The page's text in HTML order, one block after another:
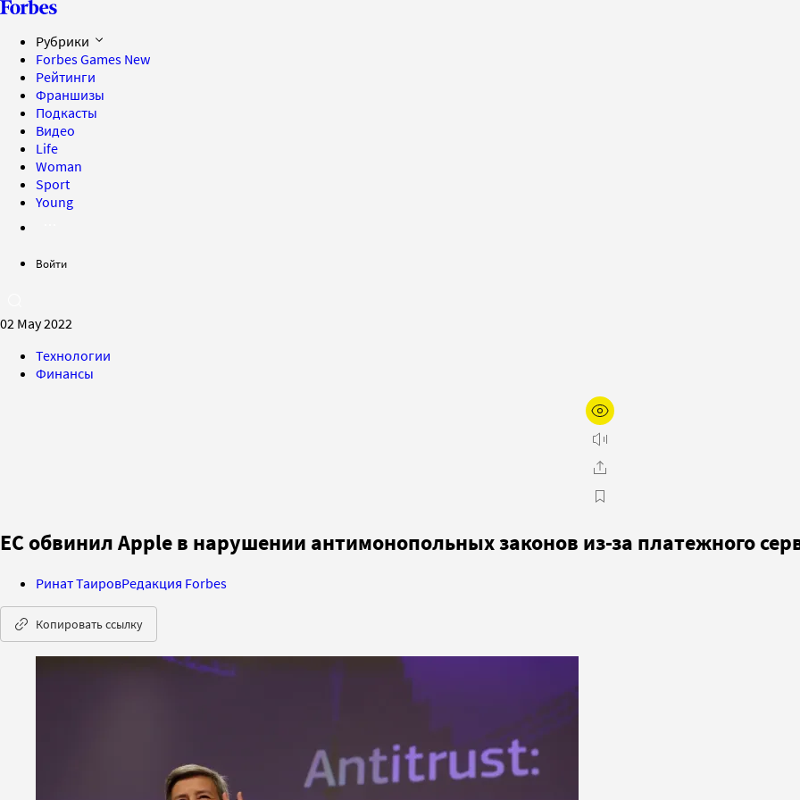
Рубрики
Forbes Games New
Рейтинги
Франшизы
Подкасты
Видео
Life
Woman
Sport
Young
Войти
02 May 2022
Технологии
Финансы
ЕС обвинил Apple в нарушении антимонопольных законов из-за платежного
Ринат ТаировРедакция Forbes
Копировать ссылку